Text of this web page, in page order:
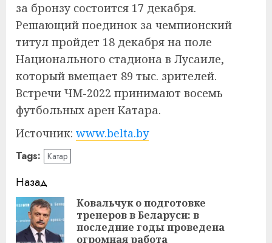
за бронзу состоится 17 декабря.
Решающий поединок за чемпионский
титул пройдет 18 декабря на поле
Национального стадиона в Лусаиле,
который вмещает 89 тыс. зрителей.
Встречи ЧМ-2022 принимают восемь
футбольных арен Катара.
Источник: www.belta.by
Tags: Катар
Навигация
записи
Назад
Ковальчук о подготовке
тренеров в Беларуси: в
последние годы проведена
огромная работа